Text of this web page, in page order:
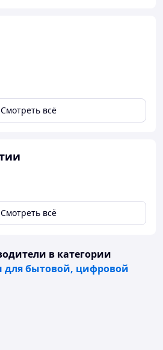
Смотреть всё
Смотреть всё
в категории
для бытовой, цифровой